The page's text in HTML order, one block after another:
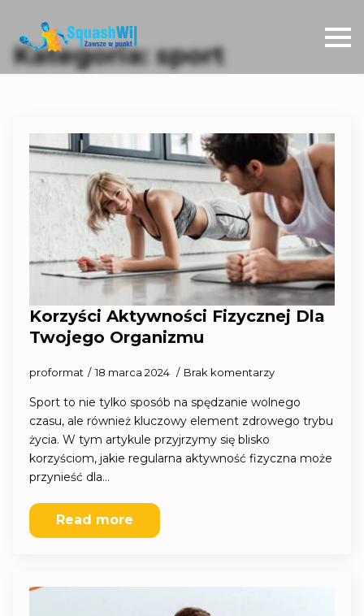
Kategoria:sport
Korzyści Aktywności Fizycznej Dla
Twojego Organizmu
proformat 18 marca 2024 Brak komentarzy
Sport to nie tylko sposób na spędzanie wolnego
czasu, ale również kluczowy element zdrowego trybu
życia. W tym artykule przyjrzymy się blisko
korzyściom, jakie regularna aktywność fizyczna może
przynieść dla…
Read more